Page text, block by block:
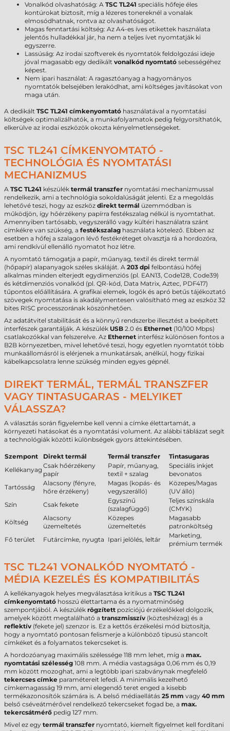
Vonalkód olvashatóság: A TSC TL241 speciális hőfeje éles
kontúrokat biztosít, míg a lézeres tonereknél a vonalak
elmosódhatnak, rontva az olvashatóságot.
Magas fenntartási költség: Az A4-es íves etikettek használata
jelentős hulladékkal jár, ha nem a teljes ívet nyomtatják ki
egyszerre.
Lassúság: Az irodai szoftverek és nyomtatók feldolgozási ideje
jóval magasabb egy dedikált vonalkód nyomtató sebességéhez
képest.
Nem ipari használat: A ragasztóanyag a hagyományos
nyomtatók belsejében lerakódhat, ami költséges javításokat von
maga után.
A dedikált TSC TL241 címkenyomtató használatával a nyomtatási
költségek optimalizálhatók, a munkafolyamatok pedig felgyorsíthatók,
elkerülve az irodai eszközök okozta kényelmetlenségeket.
TSC TL241 CÍMKENYOMTATÓ -
TECHNOLÓGIA ÉS NYOMTATÁSI
MECHANIZMUS
A TSC TL241 készülék termál transzfer nyomtatási mechanizmussal
rendelkezik, ami a technológia sokoldalúságát jelenti. Ez a megoldás
lehetővé teszi, hogy az eszköz direkt termál üzemmódban is
működjön, így hőérzékeny papírra festékszalag nélkül is nyomtathat.
Amennyiben tartósabb, vegyszerálló vagy kültéri használatra szánt
címkékre van szükség, a festékszalag használata kötelező. Ebben az
esetben a hőfej a szalagon lévő festékréteget olvasztja rá a hordozóra,
ami rendkívül ellenálló nyomatot hoz létre.
A nyomtató támogatja a papír, műanyag, textil és direkt termál
(hőpapír) alapanyagok széles skáláját. A 203 dpi felbontású hőfej
alkalmas minden elterjedt egydimenziós (pl. EAN13, Code128, Code39)
és kétdimenziós vonalkód (pl. QR-kód, Data Matrix, Aztec, PDF417)
tűpontos előállítására. A grafikai elemek, logók és apró betűs tájékoztató
szövegek nyomtatása is akadálymentesen valósítható meg az eszköz 32
bites RISC processzorának köszönhetően.
Az adatátvitel stabilitását és a könnyű rendszerbe illesztést a beépített
interfészek garantálják. A készülék USB 2.0 és Ethernet (10/100 Mbps)
csatlakozókkal van felszerelve. Az Ethernet interfész különösen fontos a
B2B környezetben, mivel lehetővé teszi, hogy egyetlen nyomtatót több
munkaállomásról is elérjenek a munkatársak, anélkül, hogy fizikai
kábelkapcsolatra lenne szükség minden egyes gépnél.
DIREKT TERMÁL, TERMÁL TRANSZFER
VAGY TINTASUGARAS - MELYIKET
VÁLASSZA?
A választás során figyelembe kell venni a címke élettartamát, a
környezeti hatásokat és a nyomtatási volument. Az alábbi táblázat segít
a technológiák közötti különbségek gyors áttekintésében.
Szempont Direkt termál Termál transzfer
Tintasugaras
Kellékanyag
Csak hőérzékeny
papír
Papír, műanyag,
textil + szalag
Speciális inkjet
bevonatos
Tartósság
Alacsony (fényre,
hőre érzékeny)
Magas (kopás- és
vegyszerálló)
Közepes/Magas
(UV álló)
Szín
Csak fekete
Egyszínű
(szalagfüggő)
Teljes színskála
(CMYK)
Költség
Alacsony
üzemeltetés
Közepes
üzemeltetés
Magasabb
patronköltség
Fő terület
Futárcímke, nyugta Ipari jelölés, leltár
Marketing,
prémium termék
TSC TL241 VONALKÓD NYOMTATÓ -
MÉDIA KEZELÉS ÉS KOMPATIBILITÁS
A kellékanyagok helyes megválasztása kritikus a TSC TL241
címkenyomtató hosszú élettartama és a nyomatminőség
szempontjából. A készülék rögzített pozíciójú érzékelőkkel dolgozik,
amelyek között megtalálható a transzmisszív (közteshézag) és a
reflektív (fekete jel) szenzor is. Ez a kettős érzékelési mód biztosítja,
hogy a nyomtató pontosan felismerje a különböző típusú stancolt
címkéket és a folyamatos tekercseket is.
A hordozóanyag maximális szélessége 118 mm lehet, míg a max.
nyomtatási szélesség 108 mm. A média vastagsága 0,06 mm és 0,19
mm között mozoghat, ami a legtöbb ipari szabványnak megfelelő
tekercses címke paramétereit lefedi. A minimális kezelhető
címkemagasság 19 mm, ami elegendő teret enged a kisebb
termékazonosítók számára is. A belső médiaellátás 25 mm vagy 40 mm
belső cséveátmérővel rendelkező tekercseket fogad be, a max.
tekercsátmérő pedig 127 mm.
Mivel ez egy termál transzfer nyomtató, kiemelt figyelmet kell fordítani